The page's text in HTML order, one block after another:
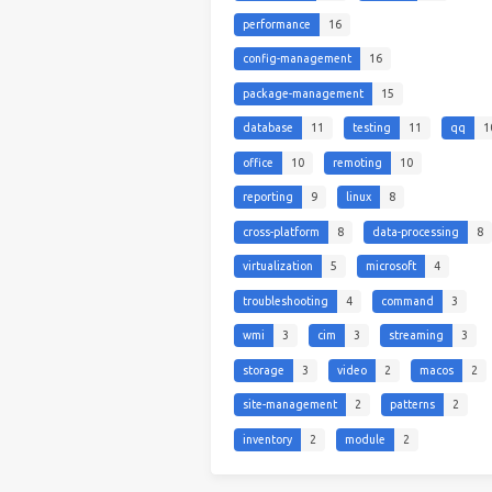
performance 16
config-management 16
package-management 15
database 11 testing 11 qq
office 10 remoting 10
reporting 9 linux 8
cross-platform 8 data-processing 8
virtualization 5 microsoft 4
troubleshooting 4 command 3
wmi 3 cim 3 streaming 3
storage 3 video 2 macos 2
site-management 2 patterns 2
inventory 2 module 2